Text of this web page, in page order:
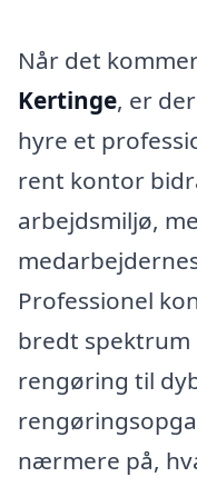
Når det
Kertinge, er
hyre et
rent kontor
arbejdsmiljø,
Professionel
bredt spektrum
rengøring til
nærmere på,